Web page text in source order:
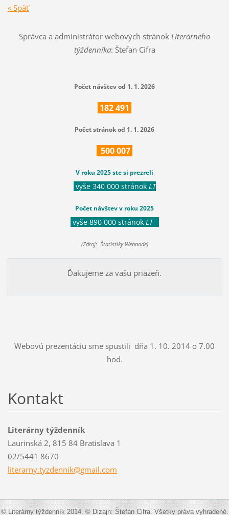
« Späť
Správca a administrátor webových stránok Literárneho
týždenníka: Štefan Cifra
Počet návštev od 1. 1. 2026
182491
Počet stránok od 1. 1. 2026
500007
V roku 2025 ste si prezreli
vyše 340 000 stránok LT
Počet návštev v roku 2025
vyše 890 000 stránok LT
(Zdroj: Štatistiky Webnode)
Ďakujeme za vašu priazeň.
Webovú prezentáciu sme spustili dňa 1. 10. 2014 o 7.00
hod.
Kontakt
Literárny týždenník
Laurinská 2, 815 84 Bratislava 1
02/5441 8670
literarny.tyzdennik@gmail.com
© Literárny týždenník 2014. © Dizajn: Štefan Cifra. Všetky práva vyhradené.